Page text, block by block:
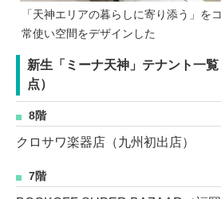
「天神エリアの暮らしに寄り添う」を
常使い空間をデザインした
新生「ミーナ天神」テナント一
点）
8階
クロサワ楽器店（九州初出店）
7階